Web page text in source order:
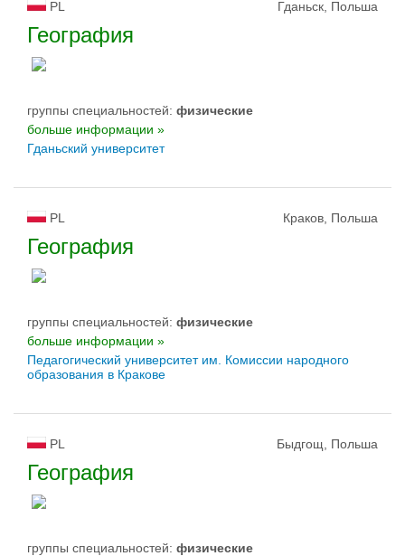
PL Гданьск, Польша
География
группы специальностей: физическиe
больше информации »
Гданьский университет
PL Краков, Польша
География
группы специальностей: физическиe
больше информации »
Педагогический университет им. Комиссии народного
образования в Кракове
PL Быдгощ, Польша
География
группы специальностей: физическиe